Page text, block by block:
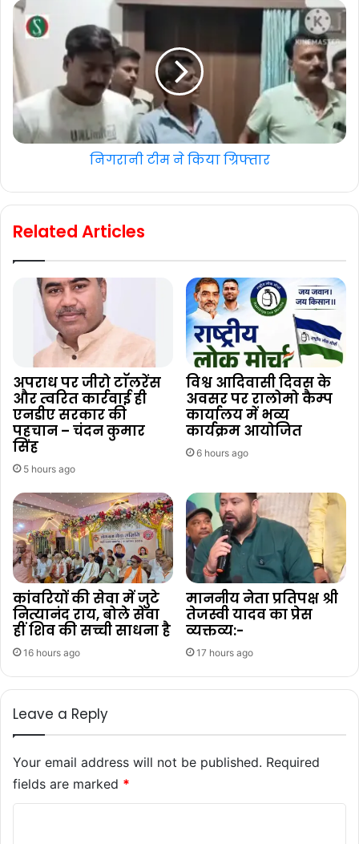
निगरानी टीम ने किया ग्रिफ्तार
Related Articles
अपराध पर जीरो टाॅलरेंस
और त्वरित कार्रवाई ही
एनडीए सरकार की
पहचान – चंदन कुमार
सिंह
5 hours ago
विश्व आदिवासी दिवस के
अवसर पर रालोमो कैम्प
कार्यालय में भव्य
कार्यक्रम आयोजित
6 hours ago
कांवरियों की सेवा में जुटे
नित्यानंद राय, बोले सेवा
हीं शिव की सच्ची साधना है
16 hours ago
माननीय नेता प्रतिपक्ष श्री
तेजस्वी यादव का प्रेस
व्यक्तव्य:-
17 hours ago
Leave a Reply
Your email address will not be published. Required
fields are marked *